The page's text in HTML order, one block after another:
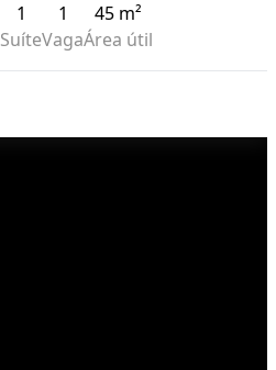
1
Suíte
1
Vaga
45 m²
Área útil